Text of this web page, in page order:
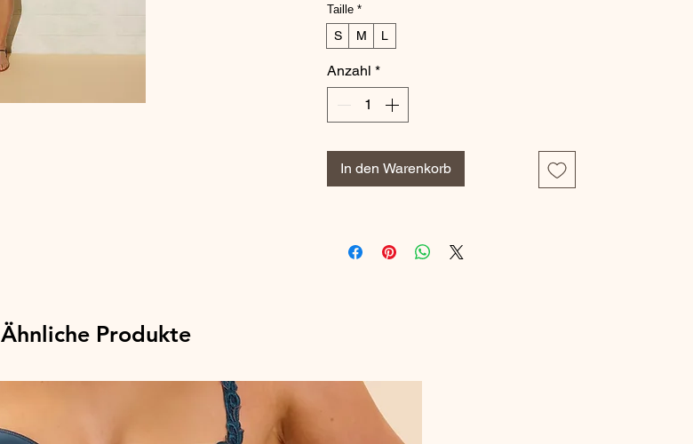
Composition : 95% Viscose 5%
Élasthanne
Taille *
S M L
Anzahl *
In den Warenkorb
Ähnliche Produkte